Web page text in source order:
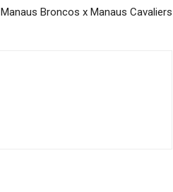
Manaus Broncos x Manaus Cavaliers